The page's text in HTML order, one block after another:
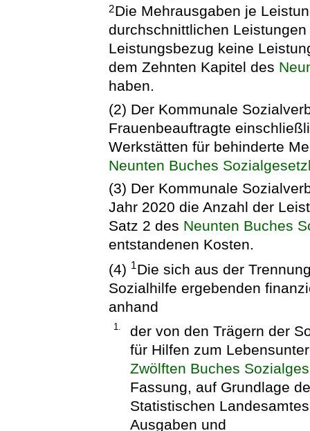
2Die Mehrausgaben je
durchschnittlichen
Leistungsbezug keine
dem Zehnten Kapitel des
haben.
(2) Der Kommunale
Frauenbeauftragte
Werkstätten für behinderte
Neunten Buches
(3) Der Kommunale
Jahr 2020 die Anzahl der
Satz 2 des Neunten Buches
entstandenen Kosten.
(4) 1Die sich aus der
Sozialhilfe ergebenden
anhand
1.
der von den Trägern der
für Hilfen zum
Zwölften Buches
Fassung, auf Grundlage
Statistischen
Ausgaben und